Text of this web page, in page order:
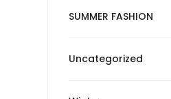
SUMMER FASHION
Uncategorized